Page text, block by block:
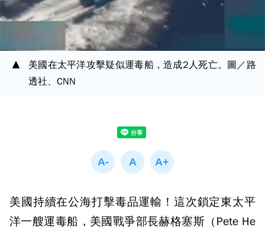
美國在太平洋攻擊疑似運毒船，造成2人死亡。圖／路
透社、CNN
美國持續在公海打擊毒品運輸！這次鎖定東太平
洋一艘運毒船，美國戰爭部長赫格塞斯（Pete He